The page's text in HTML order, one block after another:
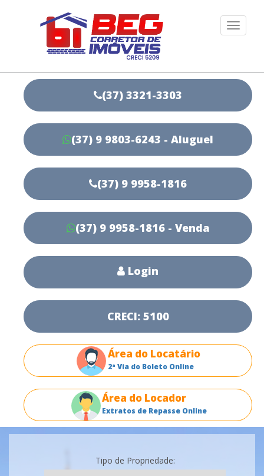
(37) 3321-3303
(37) 9 9803-6243 - Aluguel
(37) 9 9958-1816
(37) 9 9958-1816 - Venda
Login
CRECI: 5100
Área do Locatário
2ª Via do Boleto Online
Área do Locador
Extratos de Repasse Online
Tipo de Propriedade: